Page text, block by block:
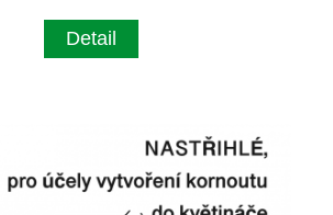
Detail